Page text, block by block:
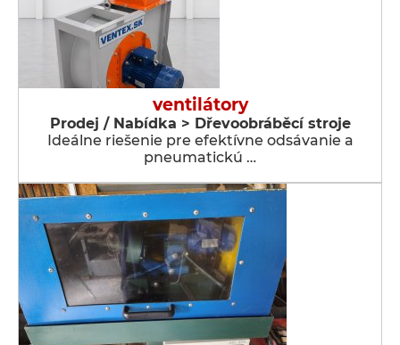
ventilátory
Prodej / Nabídka > Dřevoobráběcí stroje
Ideálne riešenie pre efektívne odsávanie a
pneumatickú …